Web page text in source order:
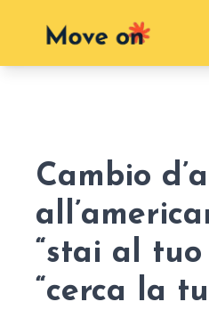
Cambio
“stai al
“cerca la